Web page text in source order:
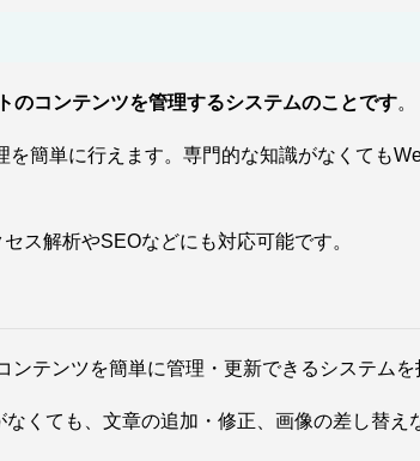
のコンテンツを管理するシステムのことです。
簡単に行えます。専門的な知識がなくても
ス解析やSEOなどにも対応可能です。
テンツを簡単に管理・更新できるシステムを
くても、文章の追加・修正、画像の差し替え